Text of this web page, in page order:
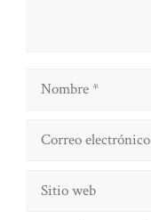
Nombre
Correo
Sitio